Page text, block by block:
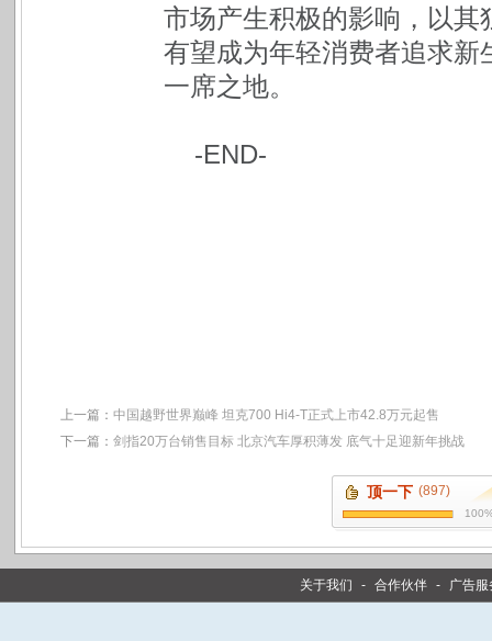
市场产生积极的影响，以
有望成为年轻消费者追求
一席之地。
-END-
上一篇： 中国越野世界巅峰 坦克700 Hi4-T正式上市42.8万元起售
下一篇： 剑指20万台销售目标 北京汽车厚积薄发 底气十足迎新年挑战
顶一下 (897)
关于我们 - 合作伙伴 - 广告服